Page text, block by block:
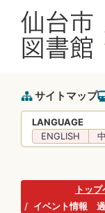
サイトマップ
LANGUAGE
ENGLISH
トッ
イベント情報